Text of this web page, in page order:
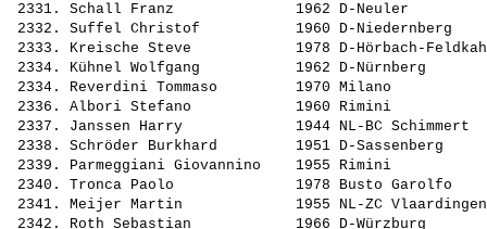
2331. Schall Franz
1962 D-Neuler
2332. Suffel Christof
1960 D-Niedernberg
2333. Kreische Steve
1978 D-Hörbach-
2334. Kühnel Wolfgang
1962 D-Nürnberg
2334. Reverdini Tommaso
1970 Milano
2336. Albori Stefano
1960 Rimini
2337. Janssen Harry
1944 NL-BC
2338. Schröder Burkhard
1951 D-Sassenberg
2339. Parmeggiani Giovannino
1955 Rimini
2340. Tronca Paolo
1978 Busto Garolfo
2341. Meijer Martin
1955 NL-ZC
2342. Roth Sebastian
1966 D-Würzburg